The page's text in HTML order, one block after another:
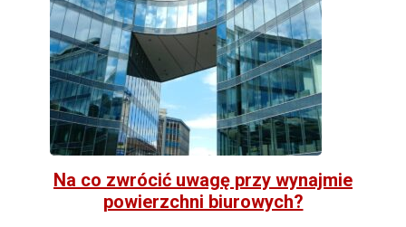
Na co zwrócić uwagę przy wynajmie
powierzchni biurowych?